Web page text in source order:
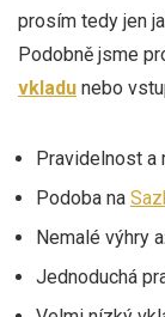
prosím tedy jen
Podobně jsme
vkladu nebo
Pravidelnost a
Podoba na
Nemalé výhry
Jednoduchá